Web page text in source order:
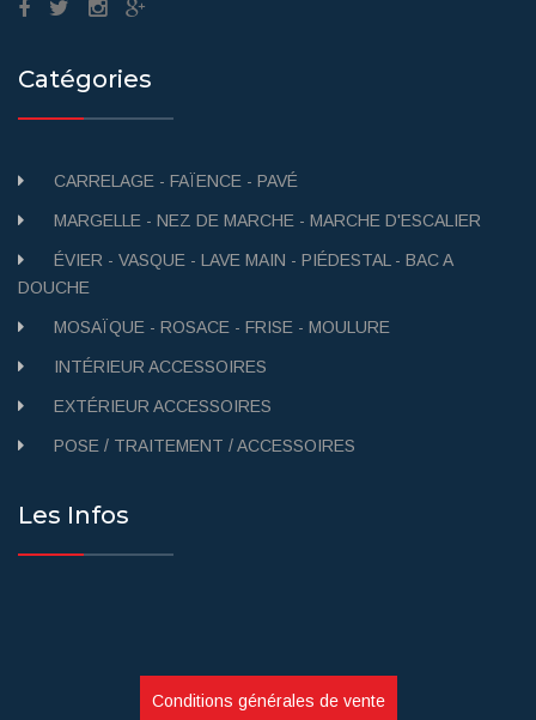
Catégories
CARRELAGE - FAÏENCE - PAVÉ
MARGELLE - NEZ DE MARCHE - MARCHE D'ESCALIER
ÉVIER - VASQUE - LAVE MAIN - PIÉDESTAL - BAC A
DOUCHE
MOSAÏQUE - ROSACE - FRISE - MOULURE
INTÉRIEUR ACCESSOIRES
EXTÉRIEUR ACCESSOIRES
POSE / TRAITEMENT / ACCESSOIRES
Les Infos
Conditions générales de vente